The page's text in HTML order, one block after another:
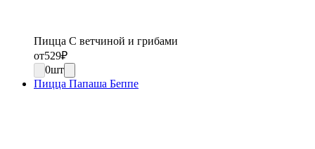
Пицца С ветчиной и грибами
от529₽
0шт
Пицца Папаша Беппе